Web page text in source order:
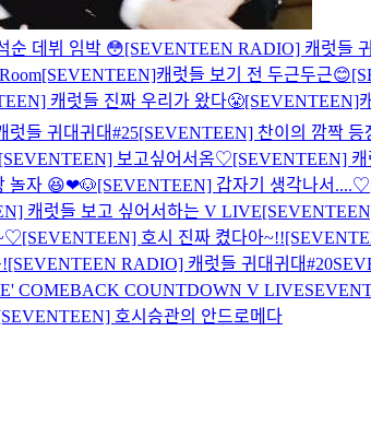
순 데뷔 임박 😳[SEVENTEEN RADIO] 캐럿들
[SEVENTEEN]캐럿들 보기 전 두근두근😊
캐럿들 진짜 우리가 왔다😤[SEVENTEEN]
들 귀대귀대#25[SEVENTEEN] 찬이의 깜짝 등
[SEVENTEEN] 보고싶어서옴♡[SEVENTEEN]
놀자 😆❤🐶[SEVENTEEN] 갑자기 생각나서....♡
캐럿들 보고 싶어서하는 V LIVE
[SEVENTEEN] 호시 진짜 켰다아~!!
[SEVENTEEN RADIO] 캐럿들 귀대귀대#20
COMEBACK COUNTDOWN V LIVE
호시승관의 안드로메다